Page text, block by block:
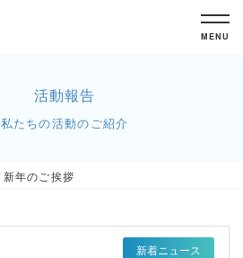
MENU
活動報告
私たちの活動のご紹介
新年のご挨拶
新着ニュース